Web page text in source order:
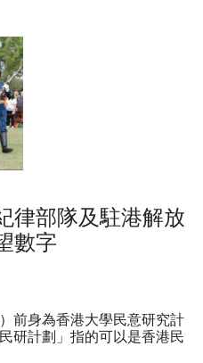
律部隊及駐港解放
數字
前身為香港大學民意研究計
研計劃」指的可以是香港民